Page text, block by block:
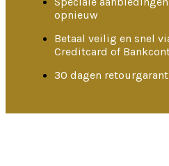
opnieuw
Betaal veilig en snel
Creditcard of
30 dagen